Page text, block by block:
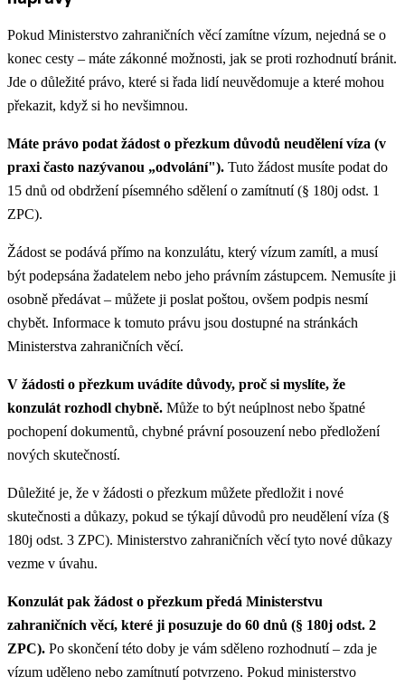
Pokud Ministerstvo zahraničních věcí zamítne vízum, nejedná se o
konec cesty – máte zákonné možnosti, jak se proti rozhodnutí bránit.
Jde o důležité právo, které si řada lidí neuvědomuje a které mohou
překazit, když si ho nevšimnou.
Máte právo podat žádost o přezkum důvodů neudělení víza (v
praxi často nazývanou „odvolání"). Tuto žádost musíte podat do
15 dnů od obdržení písemného sdělení o zamítnutí (§ 180j odst. 1
ZPC).
Žádost se podává přímo na konzulátu, který vízum zamítl, a musí
být podepsána žadatelem nebo jeho právním zástupcem. Nemusíte ji
osobně předávat – můžete ji poslat poštou, ovšem podpis nesmí
chybět. Informace k tomuto právu jsou dostupné na stránkách
Ministerstva zahraničních věcí.
V žádosti o přezkum uvádíte důvody, proč si myslíte, že
konzulát rozhodl chybně. Může to být neúplnost nebo špatné
pochopení dokumentů, chybné právní posouzení nebo předložení
nových skutečností.
Důležité je, že v žádosti o přezkum můžete předložit i nové
skutečnosti a důkazy, pokud se týkají důvodů pro neudělení víza (§
180j odst. 3 ZPC). Ministerstvo zahraničních věcí tyto nové důkazy
vezme v úvahu.
Konzulát pak žádost o přezkum předá Ministerstvu
zahraničních věcí, které ji posuzuje do 60 dnů (§ 180j odst. 2
ZPC). Po skončení této doby je vám sděleno rozhodnutí – zda je
vízum uděleno nebo zamítnutí potvrzeno. Pokud ministerstvo